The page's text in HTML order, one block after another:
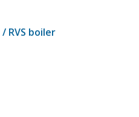
/ RVS boiler